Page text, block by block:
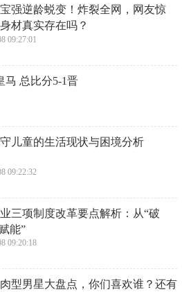
强逆龄蜕变！炸裂全网，网友惊
材真实存在吗？
09:27:01
马 总比分5-1晋
儿童的生活现状与困境分析
09:22:32
三项制度改革要点解析：从“破
能”
09:20:18
型男星大盘点，你们喜欢谁？还有